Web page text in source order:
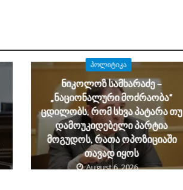
ᲞᲝᲚᲘᲢᲘᲙᲐ
ნიკოლოზ სამხარაძე –
„ნაციონალური მოძრაობა“
ცდილობს, რომ სხვა პატარა თუ
დამოუკიდებელი პარტია
მოგუდოს, რათა ოპოზიციაში
თავად იყოს
August 6, 2026